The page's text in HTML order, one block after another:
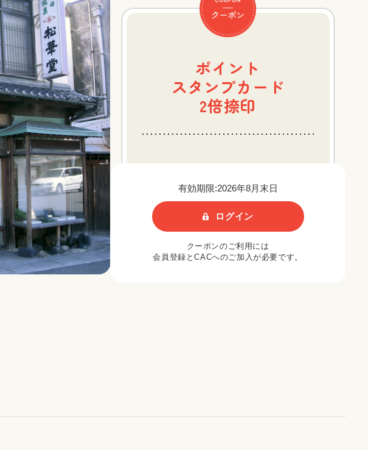
ポイント
スタンプカード
2倍捺印
有効期限:2026年8月末日
ログイン
クーポンのご利用には
会員登録とCACへのご加入が必要です。